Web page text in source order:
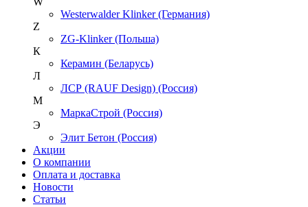
Westerwalder Klinker (Германия)
Z
ZG-Klinker (Польша)
К
Керамин (Беларусь)
Л
ЛСР (RAUF Design) (Россия)
М
МаркаСтрой (Россия)
Э
Элит Бетон (Россия)
Акции
О компании
Оплата и доставка
Новости
Статьи